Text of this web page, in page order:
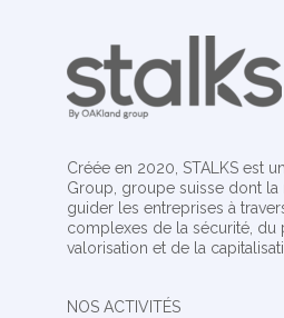
Créée en 2020, STALKS est
Group, groupe suisse dont la
guider les entreprises à
complexes de la sécurité, du
valorisation et de la
NOS ACTIVITÉS